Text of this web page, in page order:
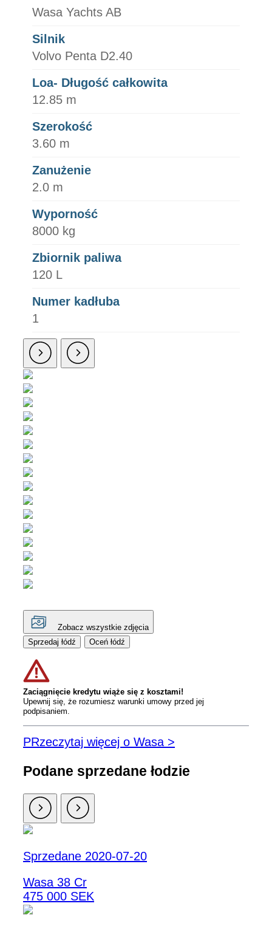
Wasa Yachts AB
Silnik
Volvo Penta D2.40
Loa- Długość całkowita
12.85 m
Szerokość
3.60 m
Zanużenie
2.0 m
Wyporność
8000 kg
Zbiornik paliwa
120 L
Numer kadłuba
1
Zobacz wszystkie zdjęcia
Sprzedaj łódź
Oceń łódź
Zaciągnięcie kredytu wiąże się z kosztami!
Upewnij się, że rozumiesz warunki umowy przed jej
podpisaniem.
PRzeczytaj więcej o Wasa >
Podane sprzedane łodzie
Sprzedane 2020-07-20
Wasa 38 Cr
475 000 SEK